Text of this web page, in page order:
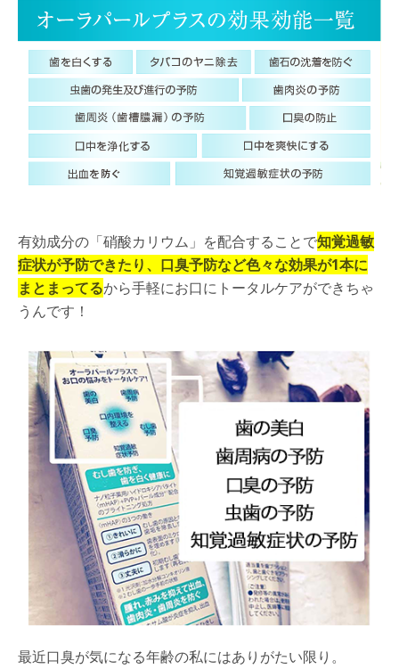
有効成分の「硝酸カリウム」を配合することで知覚過敏
症状が予防できたり、口臭予防など色々な効果が1本に
まとまってるから手軽にお口にトータルケアができちゃ
うんです！
最近口臭が気になる年齢の私にはありがたい限り。